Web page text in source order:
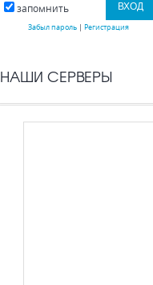
запомнить
Забыл пароль| Регистрация
НАШИ СЕРВЕРЫ